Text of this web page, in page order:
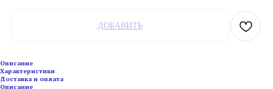
ДОБАВИТЬ
Описание
Характеристики
Доставка и оплата
Описание